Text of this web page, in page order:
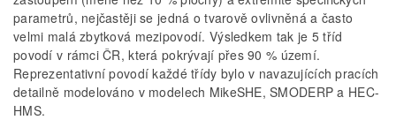
parametrů, nejčastěji se jedná o tvarově ovlivněná a často
velmi malá zbytková mezipovodí. Výsledkem tak je 5 tříd
povodí v rámci ČR, která pokrývají přes 90 % území.
Reprezentativní povodí každé třídy bylo v navazujících pracích
detailně modelováno v modelech MikeSHE, SMODERP a HEC-
HMS.